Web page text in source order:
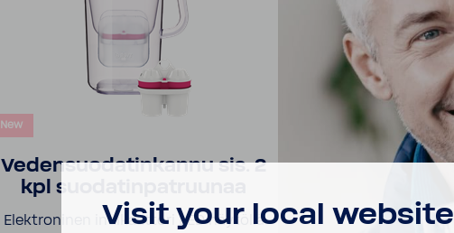
New
Vedensuodatinkannu sis. 2
kpl suodatinpatruunaa
Elektroninen indikaattori LED näytöllä
Visit your local website